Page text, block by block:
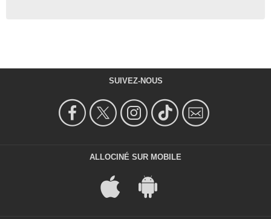
SUIVEZ-NOUS
ALLOCINÉ SUR MOBILE